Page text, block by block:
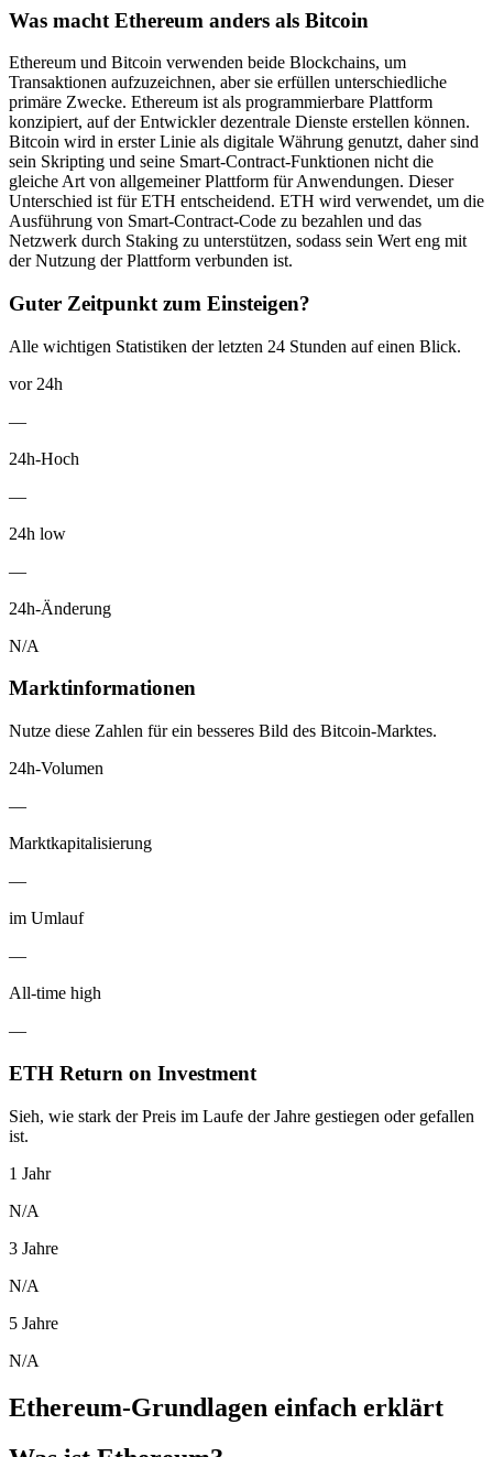
Was macht Ethereum anders als Bitcoin
Ethereum und Bitcoin verwenden beide Blockchains, um
Transaktionen aufzuzeichnen, aber sie erfüllen unterschiedliche
primäre Zwecke. Ethereum ist als programmierbare Plattform
konzipiert, auf der Entwickler dezentrale Dienste erstellen können.
Bitcoin wird in erster Linie als digitale Währung genutzt, daher sind
sein Skripting und seine Smart-Contract-Funktionen nicht die
gleiche Art von allgemeiner Plattform für Anwendungen. Dieser
Unterschied ist für ETH entscheidend. ETH wird verwendet, um die
Ausführung von Smart-Contract-Code zu bezahlen und das
Netzwerk durch Staking zu unterstützen, sodass sein Wert eng mit
der Nutzung der Plattform verbunden ist.
Guter Zeitpunkt zum Einsteigen?
Alle wichtigen Statistiken der letzten 24 Stunden auf einen Blick.
vor 24h
—
24h-Hoch
—
24h low
—
24h-Änderung
N/A
Marktinformationen
Nutze diese Zahlen für ein besseres Bild des Bitcoin-Marktes.
24h-Volumen
—
Marktkapitalisierung
—
im Umlauf
—
All-time high
—
ETH Return on Investment
Sieh, wie stark der Preis im Laufe der Jahre gestiegen oder gefallen
ist.
1 Jahr
N/A
3 Jahre
N/A
5 Jahre
N/A
Ethereum-Grundlagen einfach erklärt